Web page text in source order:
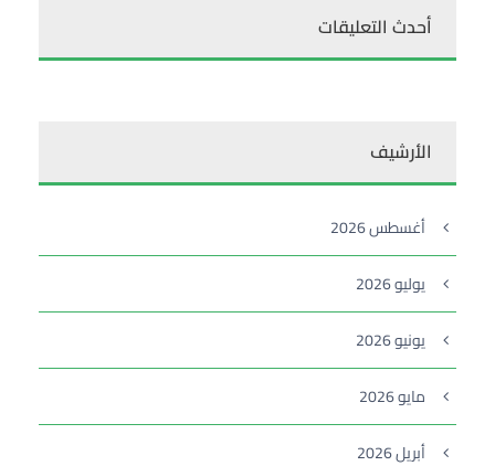
أحدث التعليقات
الأرشيف
أغسطس 2026
يوليو 2026
يونيو 2026
مايو 2026
أبريل 2026